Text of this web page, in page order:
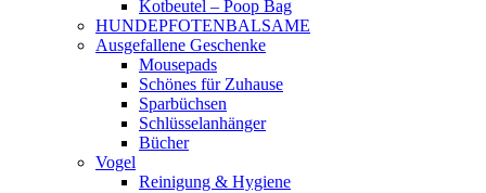
Kotbeutel – Poop Bag
HUNDEPFOTENBALSAME
Ausgefallene Geschenke
Mousepads
Schönes für Zuhause
Sparbüchsen
Schlüsselanhänger
Bücher
Vogel
Reinigung & Hygiene